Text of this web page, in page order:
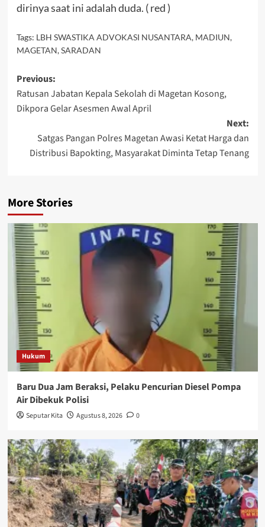
dirinya saat ini adalah duda. ( red )
Tags: LBH SWASTIKA ADVOKASI NUSANTARA, MADIUN,
MAGETAN,SARADAN
Post
navigation
Previous:
Ratusan Jabatan Kepala Sekolah di Magetan Kosong,
Dikpora Gelar Asesmen Awal April
Next:
Satgas Pangan Polres Magetan Awasi Ketat Harga dan
Distribusi Bapokting, Masyarakat Diminta Tetap Tenang
More Stories
Hukum
Baru Dua Jam Beraksi, Pelaku Pencurian Diesel Pompa
Air Dibekuk Polisi
Seputar Kita Agustus 8, 2026 0